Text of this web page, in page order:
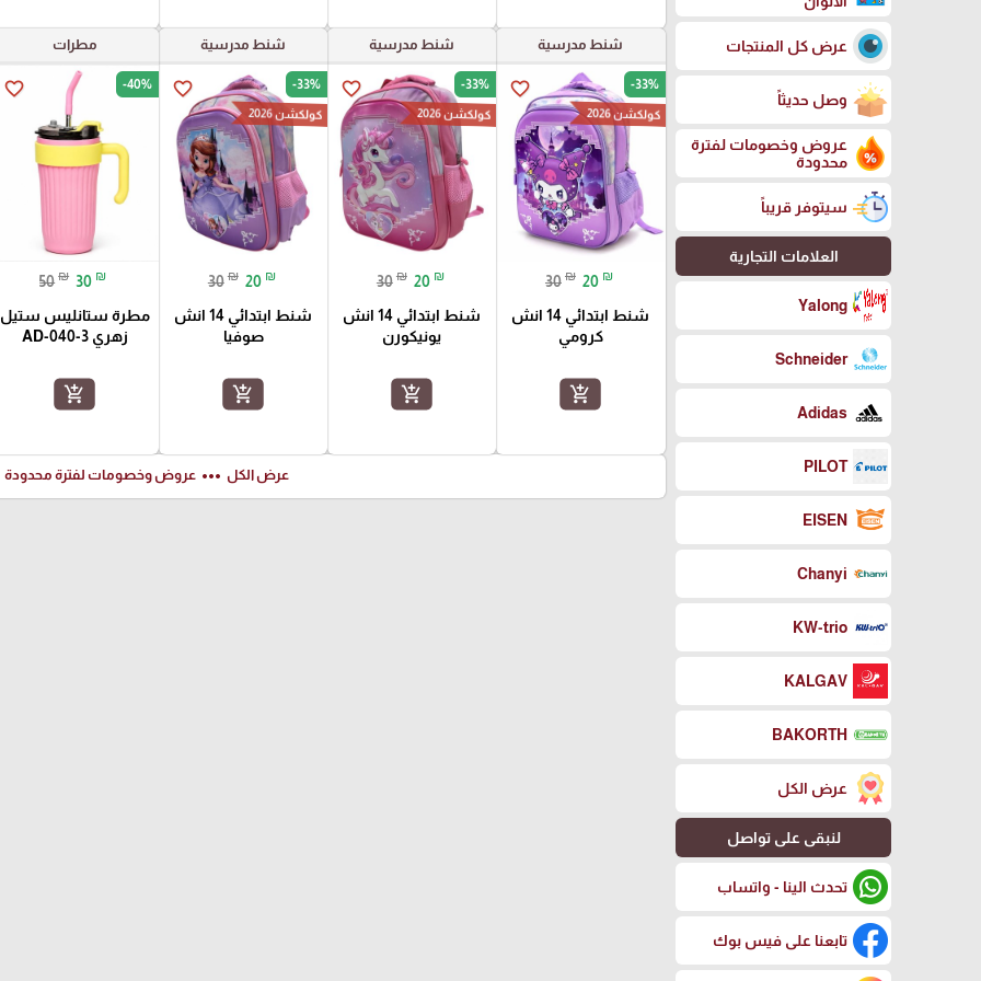
عرض كل المنتجات
وصل حديثاً
عروض وخصومات لفترة
محدودة
سيتوفر قريباً
العلامات التجارية
Yalong
Schneider
Adidas
PILOT
EISEN
Chanyi
KW-trio
KALGAV
BAKORTH
عرض الكل
لنبقى على تواصل
تحدث الينا - واتساب
تابعنا على فيس بوك
شنط مدرسية
favorite_border -33%
كولكشن 2026
30 ₪ 20 ₪
شنط ابتدائي 14 انش
كرومي
add_shopping_cart
شنط مدرسية
favorite_border -33%
كولكشن 2026
30 ₪ 20 ₪
شنط ابتدائي 14 انش
يونيكورن
add_shopping_cart
شنط مدرسية
favorite_border -33%
كولكشن 2026
30 ₪ 20 ₪
شنط ابتدائي 14 انش
صوفيا
add_shopping_cart
مطرات
favorite_border -40%
50 ₪ 30 ₪
مطرة ستانليس ستيل
زهري AD-040-3
add_shopping_cart
عرض الكل more_horiz عروض وخصومات لفترة محدودة